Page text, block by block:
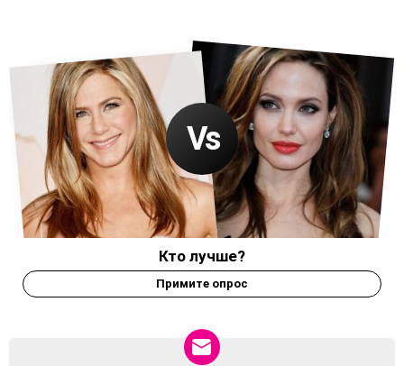
Кто лучше?
Примите опрос